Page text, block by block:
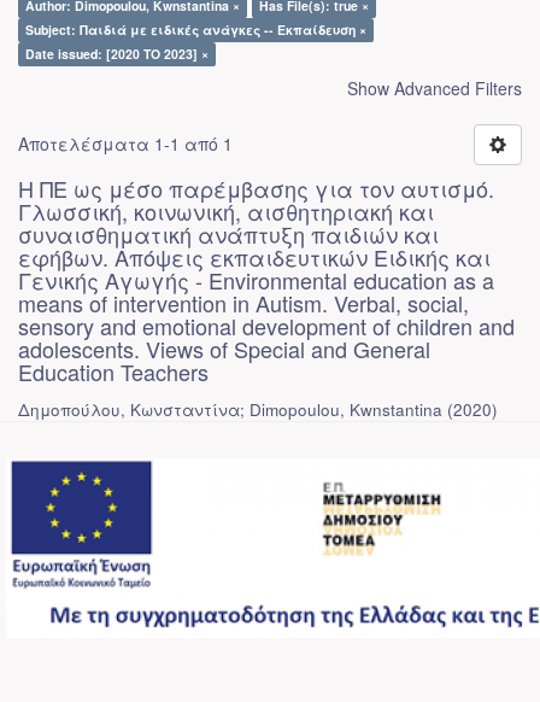
Author: Dimopoulou, Kwnstantina ×
Has File(s): true ×
Subject: Παιδιά με ειδικές ανάγκες -- Εκπαίδευση ×
Date issued: [2020 TO 2023] ×
Show Advanced Filters
Αποτελέσματα 1-1 από 1
Η ΠΕ ως μέσο παρέμβασης για τον αυτισμό.
Γλωσσική, κοινωνική, αισθητηριακή και
συναισθηματική ανάπτυξη παιδιών και
εφήβων. Απόψεις εκπαιδευτικών Ειδικής και
Γενικής Αγωγής - Environmental education as a
means of intervention in Autism. Verbal, social,
sensory and emotional development of children and
adolescents. Views of Special and General
Education Teachers
Δημοπούλου, Κωνσταντίνα; Dimopoulou, Kwnstantina (2020)